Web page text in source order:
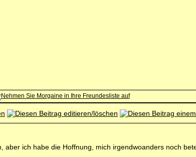
ich habe die Hoffnung, mich irgendwoanders noch